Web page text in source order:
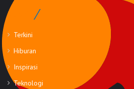
Rubrik
Terkini
Hiburan
Inspirasi
Teknologi